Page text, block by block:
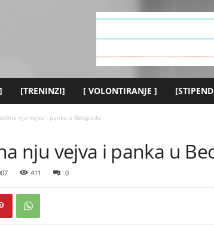
[TRENINZI] [ VOLONTIRANJE ]
nju vejva i panka u Beogradu
nju vejva i panka u
411 0